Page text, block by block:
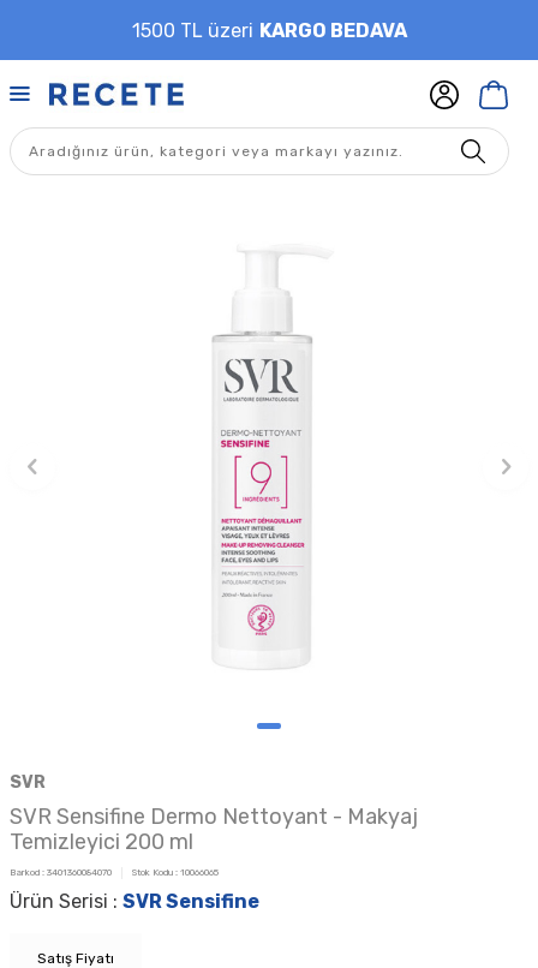
1500 TL üzeri KARGO BEDAVA
SVR
SVR Sensifine Dermo Nettoyant - Makyaj
Temizleyici 200 ml
Barkod : 3401360084070 Stok Kodu : 10066065
Ürün Serisi : SVR Sensifine
Satış Fiyatı